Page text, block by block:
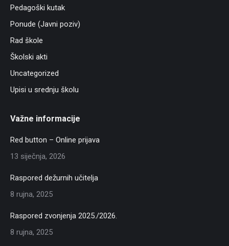
Pedagoški kutak
Ponude (Javni poziv)
Rad škole
Školski akti
Uncategorized
Upisi u srednju školu
Važne informacije
Red button – Online prijava
13 siječnja, 2026
Raspored dežurnih učitelja
8 rujna, 2025
Raspored zvonjenja 2025./2026.
8 rujna, 2025